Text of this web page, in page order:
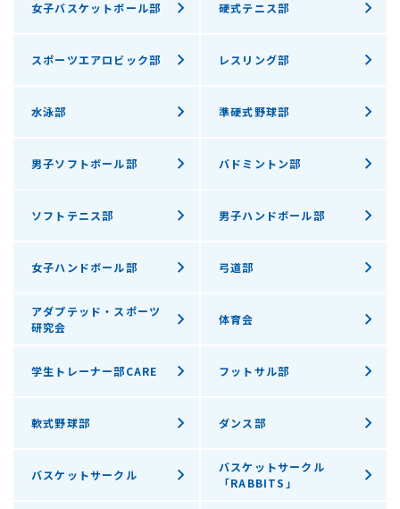
女子バスケットボール部 硬式テニス部
スポーツエアロビック部 レスリング部
水泳部 準硬式野球部
男子ソフトボール部 バドミントン部
ソフトテニス部 男子ハンドボール部
女子ハンドボール部 弓道部
アダプテッド・スポーツ
研究会
体育会
学生トレーナー部CARE フットサル部
軟式野球部 ダンス部
バスケットサークル
バスケットサークル
「RABBITS」